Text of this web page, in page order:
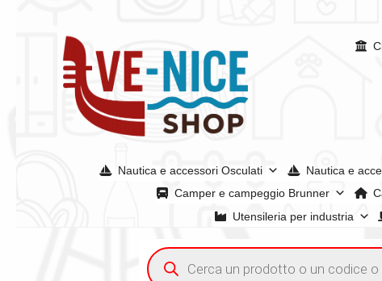
alla
navigazione
contenuto
Nautica e accessori Osculati Nautica e
Camper e campeggio Brunner
Utensileria per industria
Acquisto iva 4% (agevolata)Chi siamoCondizioni
Ricerca
prodotti